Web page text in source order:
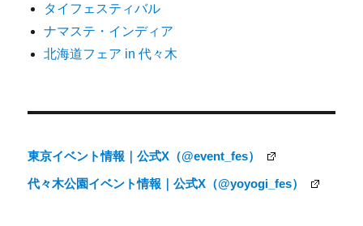
ー
シ
タイフェスティバル
ナマステ・インディア
北海道フェア in 代々木
東京イベント情報｜公式X（@event_fes）
代々木公園イベント情報｜公式X（@yoyogi_fes）